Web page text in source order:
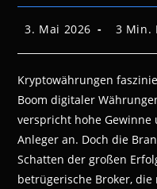
Beitrag
3. Mai 2026 3 Min.
Kryptowährungen
Boom digitaler
verspricht hohe
Anleger an. Doch die
Schatten der großen
betrügerische Broker,